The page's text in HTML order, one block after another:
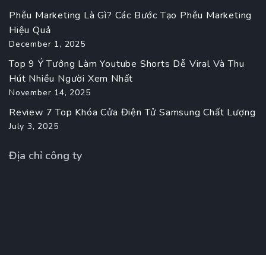
Phễu Marketing Là Gì? Các Bước Tạo Phễu Marketing
Hiệu Quả
December 1, 2025
Top 9 Ý Tưởng Làm Youtube Shorts Dễ Viral Và Thu
Hút Nhiều Người Xem Nhất
November 14, 2025
Review 7 Top Khóa Cửa Điện Tử Samsung Chất Lượng
July 3, 2025
Địa chỉ công ty